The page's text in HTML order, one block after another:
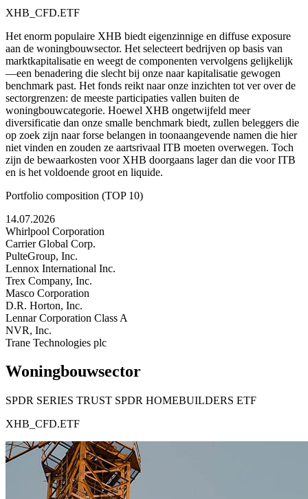
XHB_CFD.ETF
Het enorm populaire XHB biedt eigenzinnige en diffuse exposure
aan de woningbouwsector. Het selecteert bedrijven op basis van
marktkapitalisatie en weegt de componenten vervolgens gelijkelijk
—een benadering die slecht bij onze naar kapitalisatie gewogen
benchmark past. Het fonds reikt naar onze inzichten tot ver over de
sectorgrenzen: de meeste participaties vallen buiten de
woningbouwcategorie. Hoewel XHB ongetwijfeld meer
diversificatie dan onze smalle benchmark biedt, zullen beleggers die
op zoek zijn naar forse belangen in toonaangevende namen die hier
niet vinden en zouden ze aartsrivaal ITB moeten overwegen. Toch
zijn de bewaarkosten voor XHB doorgaans lager dan die voor ITB
en is het voldoende groot en liquide.
Portfolio composition (TOP 10)
14.07.2026
Whirlpool Corporation
Carrier Global Corp.
PulteGroup, Inc.
Lennox International Inc.
Trex Company, Inc.
Masco Corporation
D.R. Horton, Inc.
Lennar Corporation Class A
NVR, Inc.
Trane Technologies plc
Woningbouwsector
SPDR SERIES TRUST SPDR HOMEBUILDERS ETF
XHB_CFD.ETF